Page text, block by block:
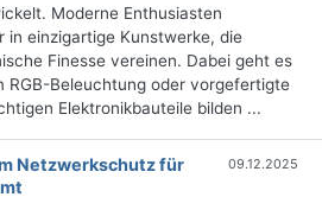
Moderne Enthusiasten
in einzigartige Kunstwerke, die
Finesse vereinen. Dabei geht es
RGB-Beleuchtung oder vorgefertigte
Elektronikbauteile bilden ...
Netzwerkschutz für
09.12.2025